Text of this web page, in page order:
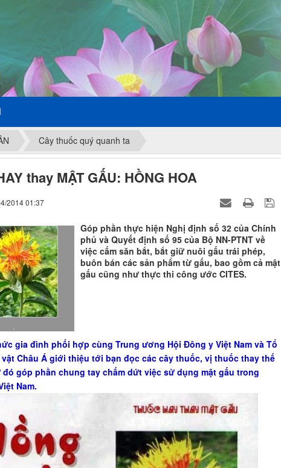
Cây thuốc quý quanh ta
thay MẬT GẤU: HỒNG HOA
2014 01:37
.
Góp phần thực hiện Nghị định số 32 của Chính
phủ và Quyết định số 95 của Bộ NN-PTNT về
việc cấm săn bắt, bắt giữ nuôi gấu trái phép,
buôn bán các sản phẩm từ gấu, bao gồm cả mật
gấu cũng như thực thi công ước CITES.
gia đình phối hợp cùng Trung ương Hội Đông y Việt Nam và Tổ
Châu Á giới thiệu tới bạn đọc các cây thuốc, vị thuốc thay thế
đó góp phần chung tay chấm dứt việc sử dụng mật gấu trong
Nam.